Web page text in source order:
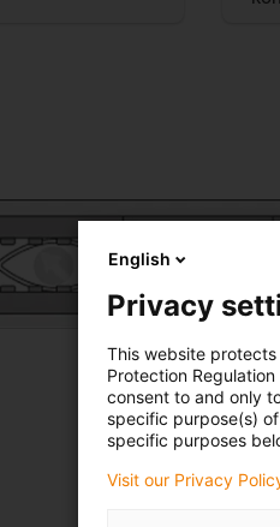
English
Privacy
This website
Protection
consent to and only
specific purpose(s)
specific purposes
Visit our Privacy